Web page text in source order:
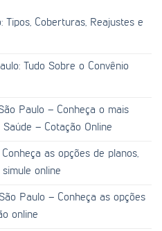
Tipos, Coberturas, Reajustes e
Tudo Sobre o Convênio
Paulo – Conheça o mais
– Cotação Online
as opções de planos,
online
Paulo – Conheça as opções
online